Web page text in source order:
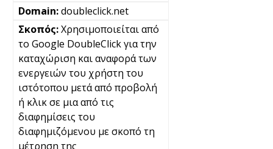
doubleclick.net
Χρησιμοποιείται από
το Google DoubleClick για την
καταχώριση και αναφορά των
ενεργειών του χρήστη του
ιστότοπου μετά από προβολή
ή κλικ σε μια από τις
διαφημίσεις του
διαφημιζόμενου με σκοπό τη
μέτρηση της